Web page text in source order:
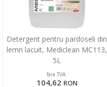
Detergent pentru pardoseli din
lemn lacuit, Mediclean MC113,
5L
fara TVA:
104,62 RON